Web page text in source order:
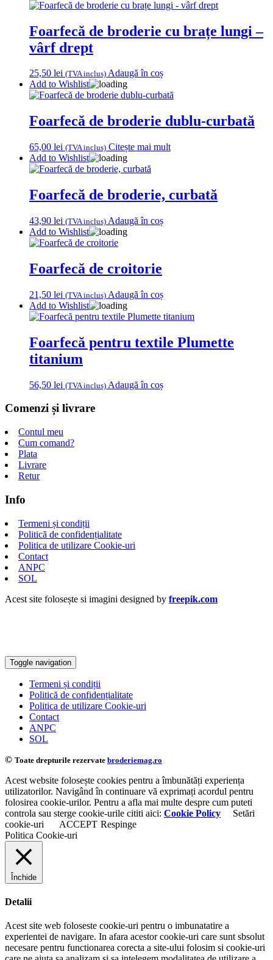
Foarfecă de broderie cu brațe lungi –
vârf drept
25,50 lei (TVA inclus) Adaugă în coș
Add to Wishlist
Foarfecă de broderie dublu-curbată
65,00 lei (TVA inclus) Citește mai mult
Add to Wishlist
Foarfecă de broderie, curbată
43,90 lei (TVA inclus) Adaugă în coș
Add to Wishlist
Foarfecă de croitorie
21,50 lei (TVA inclus) Adaugă în coș
Add to Wishlist
Foarfecă pentru textile Plumette
titanium
56,50 lei (TVA inclus) Adaugă în coș
Comenzi și livrare
Contul meu
Cum comand?
Plata
Livrare
Retur
Info
Termeni și condiții
Politică de confidențialitate
Politica de utilizare Cookie-uri
Contact
ANPC
SOL
Acest site folosește si imagini designed by freepik.com
Toggle navigation
Termeni și condiții
Politică de confidențialitate
Politica de utilizare Cookie-uri
Contact
ANPC
SOL
© Toate drepturile rezervate broderiemag.ro
Acest website folosește cookies pentru a îmbunătăți experiența
utilizatorilor. Navigând în continuare vă exprimați acordul pentru
folosirea cookie-urilor. Pentru a afla mai multe despre cum puteti
controla sau sterge cookie-urile cititi aici: Cookie Policy
Setări
cookie-uri
ACCEPT Respinge
Politica Cookie-uri
Închide
Detalii
Acest site web foloseste cookie-uri pentru o imbunatatire a
experientei de navigare. In afara acestor cookie-uri care sunt sbsolut
necesare pentru functionarea corecta a site-ului folosim si cookie-uri